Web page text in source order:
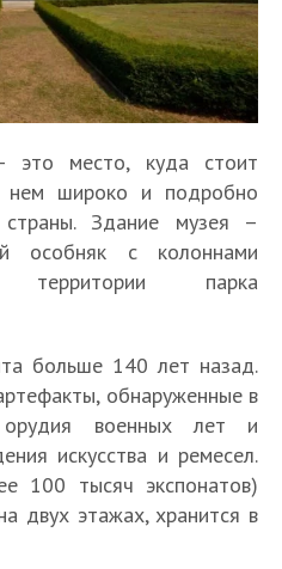
это место, куда стоит
широко и подробно
страны. Здание музея –
особняк с колоннами
парка
больше 140 лет назад.
обнаруженные в
орудия военных лет и
искусства и ремесел.
100 тысяч экспонатов)
двух этажах, хранится в